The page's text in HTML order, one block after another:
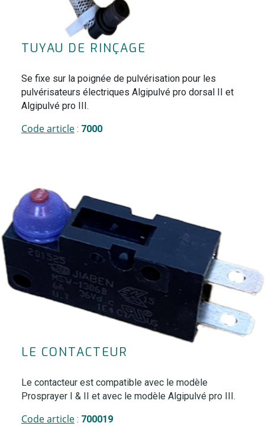
TUYAU DE RINÇAGE
Se fixe sur la poignée de pulvérisation pour les
pulvérisateurs électriques Algipulvé pro dorsal II et
Algipulvé pro III.
Code article: 7000
LE CONTACTEUR
Le contacteur est compatible avec le modèle
Prosprayer I & II et avec le modèle Algipulvé pro III.
Code article: 700019